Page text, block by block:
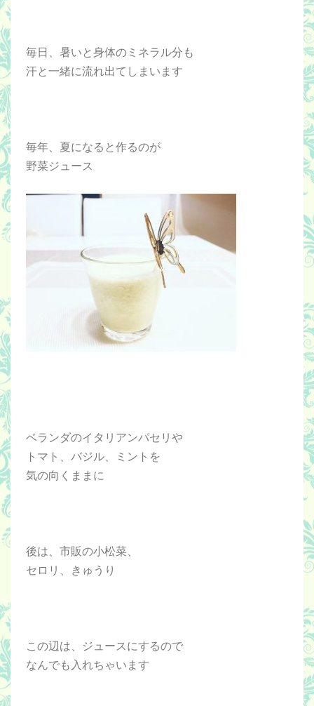
毎日、暑いと身体のミネラル分も
汗と一緒に流れ出てしまいます
毎年、夏になると作るのが
野菜ジュース
ベランダのイタリアンパセリや
トマト、バジル、ミントを
気の向くままに
後は、市販の小松菜、
セロリ、きゅうり
この辺は、ジュースにするので
なんでも入れちゃいます